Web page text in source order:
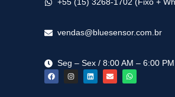
+55 (15) 3268-1702 (Fixo +
vendas@bluesensor.com.br
Seg – Sex / 8:00 AM – 6:00 PM